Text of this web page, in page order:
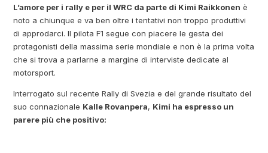
L’amore per i rally e per il WRC da parte di Kimi Raikkonen è
noto a chiunque e va ben oltre i tentativi non troppo produttivi
di approdarci. Il pilota F1 segue con piacere le gesta dei
protagonisti della massima serie mondiale e non è la prima volta
che si trova a parlarne a margine di interviste dedicate al
motorsport.
Interrogato sul recente Rally di Svezia e del grande risultato del
suo connazionale Kalle Rovanpera, Kimi ha espresso un
parere più che positivo: